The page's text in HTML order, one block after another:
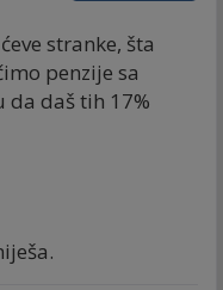
stranke, šta
penzije sa
da daš tih 17%